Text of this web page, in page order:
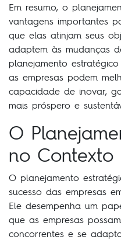
Em resumo, o
vantagens importantes
que elas atinjam seus
adaptem às mudanças
planejamento
as empresas podem
capacidade de inovar,
mais próspero e
O
no Contexto
O planejamento
sucesso das empresas
Ele desempenha um
que as empresas
concorrentes e se